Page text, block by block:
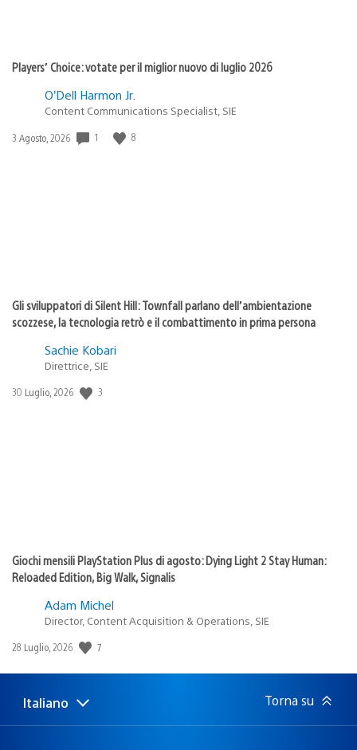
Players’ Choice: votate per il miglior nuovo di luglio 2026
O’Dell Harmon Jr.
Content Communications Specialist, SIE
Data
3 Agosto, 2026 1 8
Gli sviluppatori di Silent Hill: Townfall parlano dell’ambientazione
scozzese, la tecnologia retrò e il combattimento in prima persona
Sachie Kobari
Direttrice, SIE
Data
30 Luglio, 2026 3
Giochi mensili PlayStation Plus di agosto: Dying Light 2 Stay Human:
Reloaded Edition, Big Walk, Signalis
Adam Michel
Director, Content Acquisition & Operations, SIE
Data
pubblicazione:
28 Luglio, 2026 7
Seleziona
una
Regione
attuale:
Italiano Torna su